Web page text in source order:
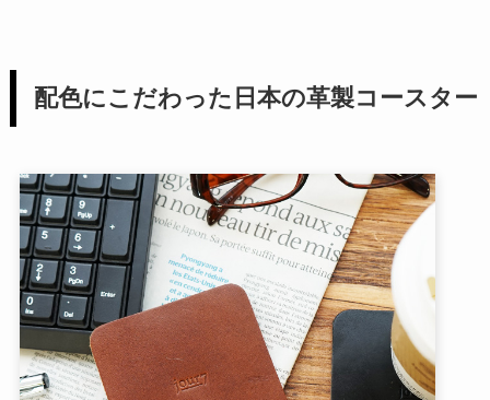
配色にこだわった日本の革製コースター